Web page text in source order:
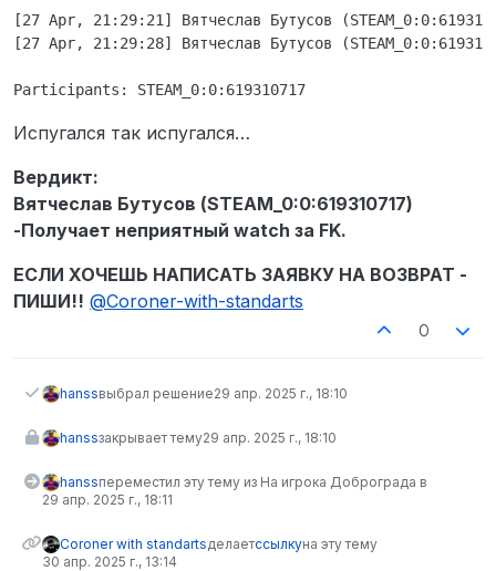
[27 Apr, 21:29:21] Вятчеслав Бутусов
[27 Apr, 21:29:28] Вятчеслав Бутусов
Испугался так испугался…
Вердикт:
Вятчеслав Бутусов (STEAM_0:0:619310717)
-Получает неприятный watch за FK.
ЕСЛИ ХОЧЕШЬ НАПИСАТЬ ЗАЯВКУ НА ВОЗВРАТ -
ПИШИ!! @Coroner-with-standarts
0
hanssвыбрал решение29 апр. 2025 г., 18:10
hanssзакрывает тему29 апр. 2025 г., 18:10
hanssпереместил эту тему из На игрока Доброграда в
29 апр. 2025 г., 18:11
Coroner with standartsделаетссылкуна эту тему
30 апр. 2025 г., 13:14